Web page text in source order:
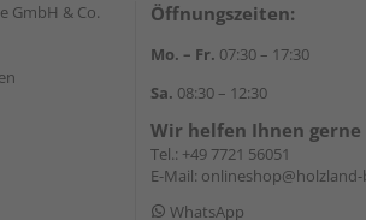
GmbH & Co.
Öffnungszeiten:
Mo. – Fr. 07:30 – 17:30
Sa. 08:30 – 12:30
Wir helfen Ihnen
Tel.: +49 7721 56051
E-Mail:
WhatsApp